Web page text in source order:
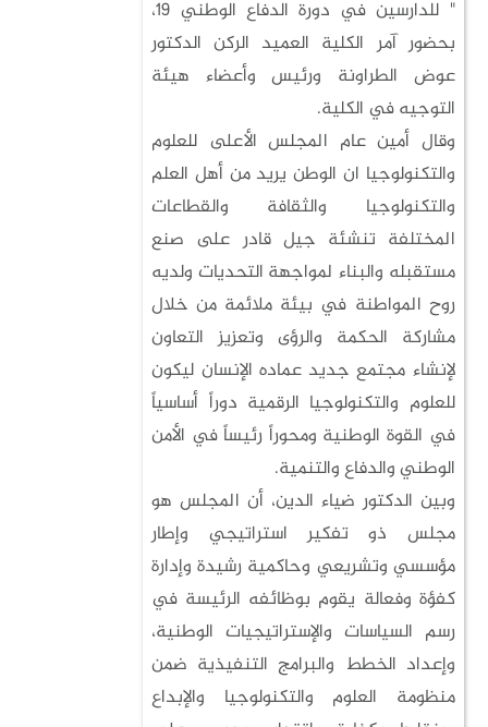
" للدارسين في دورة الدفاع الوطني 19،
بحضور آمر الكلية العميد الركن الدكتور
عوض الطراونة ورئيس وأعضاء هيئة
التوجيه في الكلية.
وقال أمين عام المجلس الأعلى للعلوم
والتكنولوجيا ان الوطن يريد من أهل العلم
والتكنولوجيا والثقافة والقطاعات
المختلفة تنشئة جيل قادر على صنع
مستقبله والبناء لمواجهة التحديات ولديه
روح المواطنة في بيئة ملائمة من خلال
مشاركة الحكمة والرؤى وتعزيز التعاون
لإنشاء مجتمع جديد عماده الإنسان ليكون
للعلوم والتكنولوجيا الرقمية دوراً أساسياً
في القوة الوطنية ومحوراً رئيساً في الأمن
الوطني والدفاع والتنمية.
وبين الدكتور ضياء الدين، أن المجلس هو
مجلس ذو تفكير استراتيجي وإطار
مؤسسي وتشريعي وحاكمية رشيدة وإدارة
كفؤة وفعالة يقوم بوظائفه الرئيسة في
رسم السياسات والإستراتيجيات الوطنية،
وإعداد الخطط والبرامج التنفيذية ضمن
منظومة العلوم والتكنولوجيا والإبداع